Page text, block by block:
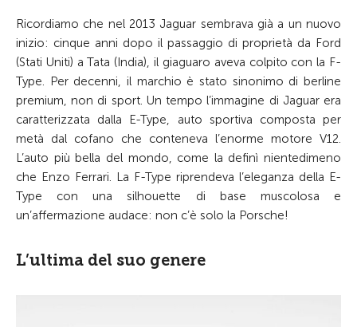
Ricordiamo che nel 2013 Jaguar sembrava già a un nuovo
inizio: cinque anni dopo il passaggio di proprietà da Ford
(Stati Uniti) a Tata (India), il giaguaro aveva colpito con la F-
Type. Per decenni, il marchio è stato sinonimo di berline
premium, non di sport. Un tempo l’immagine di Jaguar era
caratterizzata dalla E-Type, auto sportiva composta per
metà dal cofano che conteneva l’enorme motore V12.
L’auto più bella del mondo, come la definì nientedimeno
che Enzo Ferrari. La F-Type riprendeva l’eleganza della E-
Type con una silhouette di base muscolosa e
un’affermazione audace: non c’è solo la Porsche!
L’ultima del suo genere